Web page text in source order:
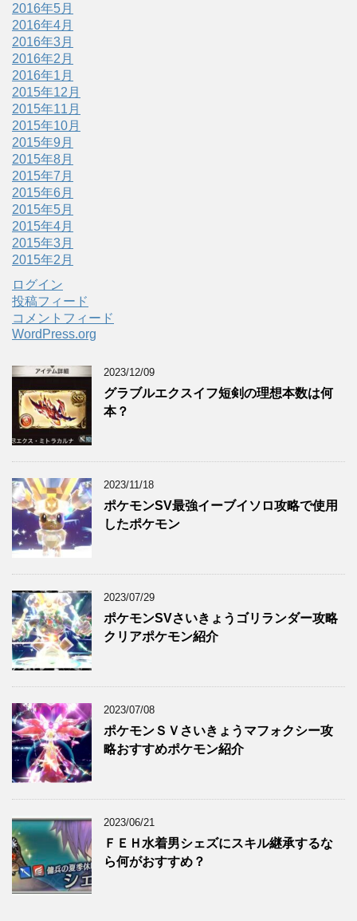
2016年5月
2016年4月
2016年3月
2016年2月
2016年1月
2015年12月
2015年11月
2015年10月
2015年9月
2015年8月
2015年7月
2015年6月
2015年5月
2015年4月
2015年3月
2015年2月
ログイン
投稿フィード
コメントフィード
WordPress.org
2023/12/09
グラブルエクスイフ短剣の理想本数は何
本？
2023/11/18
ポケモンSV最強イーブイソロ攻略で使用
したポケモン
2023/07/29
ポケモンSVさいきょうゴリランダー攻略
クリアポケモン紹介
2023/07/08
ポケモンＳＶさいきょうマフォクシー攻
略おすすめポケモン紹介
2023/06/21
ＦＥＨ水着男シェズにスキル継承するな
ら何がおすすめ？